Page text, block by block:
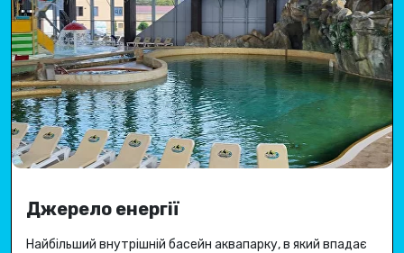
Джерело енергії
Найбільший внутрішній басейн аквапарку, в який впадає